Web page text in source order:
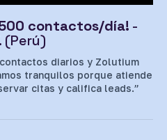
contactos/día! -
(Perú)
diarios y Zolutium
tranquilos porque atiende
citas y califica leads.”